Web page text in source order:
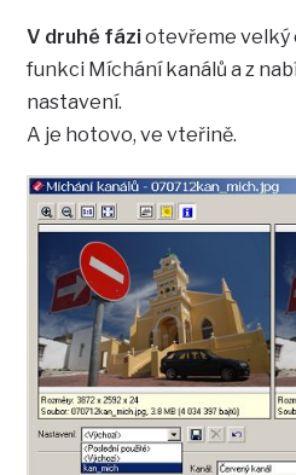
V druhé fáziotevřeme velký
funkci Míchání kanálů a z
nastavení.
A je hotovo, ve vteřině.